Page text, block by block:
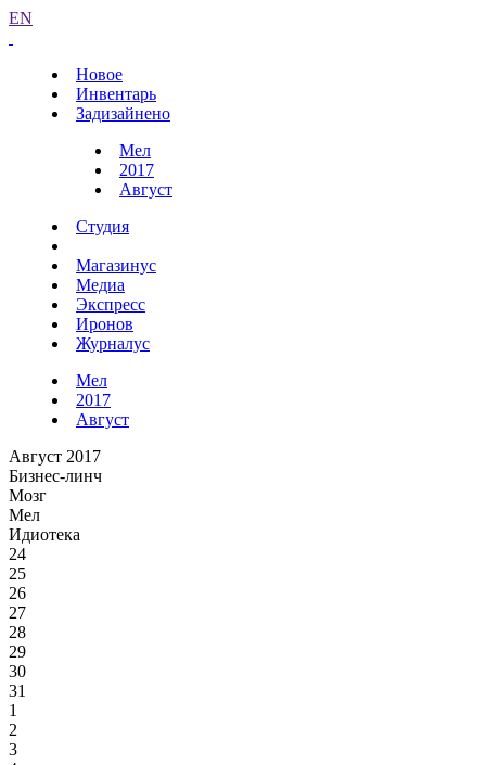
EN
Новое
Инвентарь
Задизайнено
Мел
2017
Август
Студия
Магазинус
Медиа
Экспресс
Иронов
Журналус
Мел
2017
Август
Август 2017
Бизнес-линч
Мозг
Мел
Идиотека
24
25
26
27
28
29
30
31
1
2
3